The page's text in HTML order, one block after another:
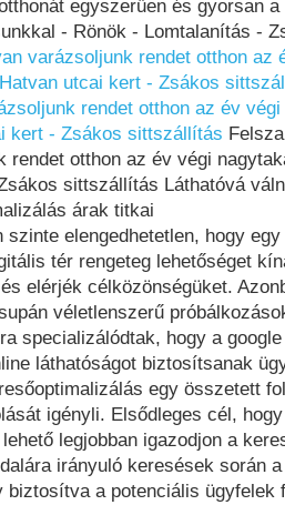
egyszerűen és gyorsan
- Rönök - Lomtalanítás -
varázsoljunk rendet otthon az
utcai kert - Zsákos
rendet otthon az év
kert - Zsákos sittszállítás
rendet otthon az év végi
sittszállítás Láthatóvá
árak titkai
szinte elengedhetetlen, hogy
tér rengeteg lehetőséget
elérjék célközönségüket.
véletlenszerű
specializálódtak, hogy a
láthatóságot biztosítsanak
egy összetett
igényli. Elsődleges cél,
legjobban igazodjon a
irányuló keresések során
biztosítva a potenciális ügyfelek